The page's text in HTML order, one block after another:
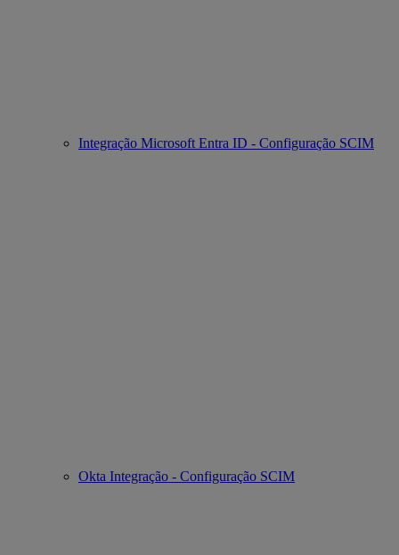
Integração Microsoft Entra ID - Configuração SCIM
Okta Integração - Configuração SCIM